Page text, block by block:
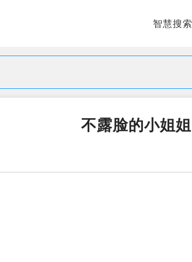
智慧搜索
不露脸的小姐姐